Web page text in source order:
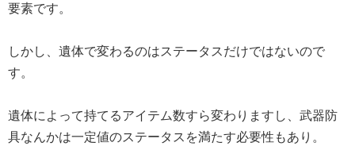
要素です。
しかし、遺体で変わるのはステータスだけではないので
す。
遺体によって持てるアイテム数すら変わりますし、武器防
具なんかは一定値のステータスを満たす必要性もあり。